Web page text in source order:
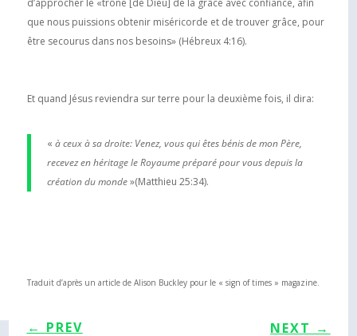
que nous puissions obtenir miséricorde et de trouver grâce, pour
être secourus dans nos besoins» (Hébreux 4:16).
Et quand Jésus reviendra sur terre pour la deuxième fois, il dira:
« à ceux à sa droite: Venez, vous qui êtes bénis de mon Père,
recevez en héritage le Royaume préparé pour vous depuis la
création du monde»(Matthieu 25:34).
Traduit d’après un article de Alison Buckley pour le « sign of times » magazine.
← PREV NEXT →